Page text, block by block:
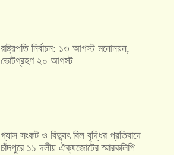
রাষ্ট্রপতি নির্বাচন: ১৩ আগস্ট মনোনয়ন,
ভোটগ্রহণ ২০ আগস্ট
গ্যাস সংকট ও বিদ্যুৎ বিল বৃদ্ধির প্রতিবাদে
চাঁদপুরে ১১ দলীয় ঐক্যজোটের স্মারকলিপি